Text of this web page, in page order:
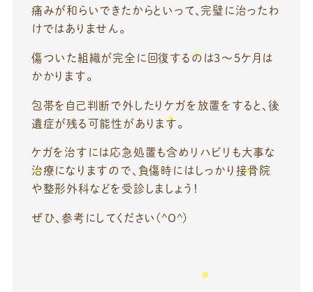
痛みが和らいできたからといって、完璧に治ったわ
けではありません。
傷ついた組織が完全に回復するのは3～5ケ月は
かかります。
包帯を自己判断で外したりケガを放置をすると、後
遺症が残る可能性があります。
ケガを治すには応急処置も含めリハビリも大事な
治療になりますので、負傷時にはしっかり接骨院
や整形外科などを受診しましょう！
ぜひ、参考にしてください(^O^)